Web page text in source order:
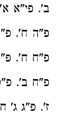
ב'. פי"א
פ"ה ח'.
פ"ח ח'.
פ"ח ב'.
ז'. פ"ג ג'